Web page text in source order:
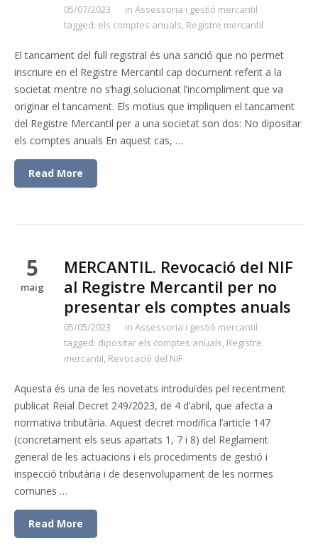
05/07/2023 in Assessoria i gestió mercantil
tagged: els comptes anuals, Registre mercantil
El tancament del full registral és una sanció que no permet
inscriure en el Registre Mercantil cap document referit a la
societat mentre no s’hagi solucionat l’incompliment que va
originar el tancament. Els motius que impliquen el tancament
del Registre Mercantil per a una societat son dos: No dipositar
els comptes anuals En aquest cas, …
Read More
5
maig
MERCANTIL. Revocació del NIF
al Registre Mercantil per no
presentar els comptes anuals
05/05/2023 in Assessoria i gestió mercantil
tagged: dipositar els comptes anuals, Registre
mercantil, Revocació del NIF
Aquesta és una de les novetats introduïdes pel recentment
publicat Reial Decret 249/2023, de 4 d’abril, que afecta a
normativa tributària. Aquest decret modifica l’article 147
(concretament els seus apartats 1, 7 i 8) del Reglament
general de les actuacions i els procediments de gestió i
inspecció tributària i de desenvolupament de les normes
comunes …
Read More